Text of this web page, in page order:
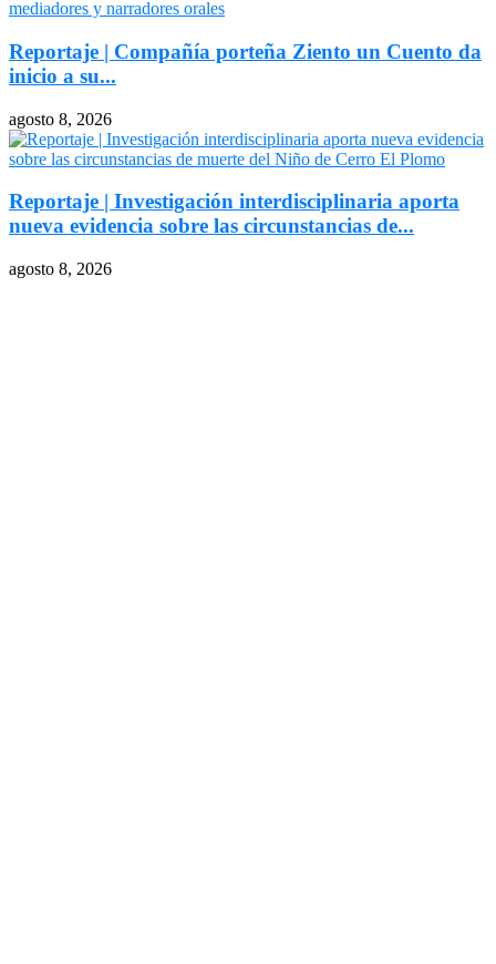
Reportaje | Compañía porteña Ziento un Cuento da
inicio a su...
agosto 8, 2026
Reportaje | Investigación interdisciplinaria aporta
nueva evidencia sobre las circunstancias de...
agosto 8, 2026